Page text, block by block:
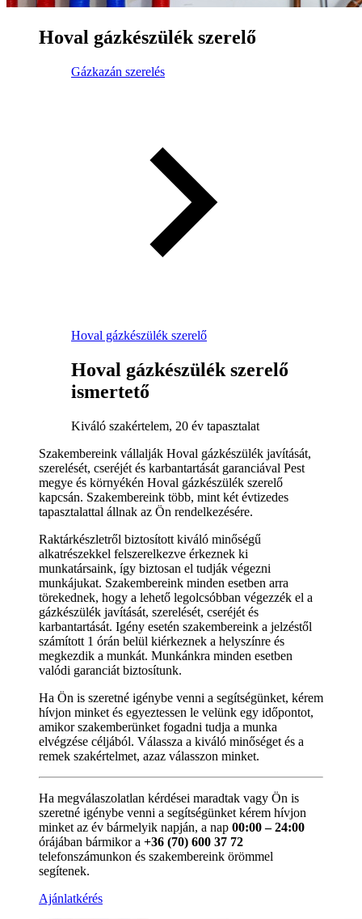
Hoval gázkészülék szerelő
Gázkazán szerelés
Hoval gázkészülék szerelő
Hoval gázkészülék szerelő
ismertető
Kiváló szakértelem, 20 év tapasztalat
Szakembereink vállalják Hoval gázkészülék javítását,
szerelését, cseréjét és karbantartását garanciával Pest
megye és környékén Hoval gázkészülék szerelő
kapcsán. Szakembereink több, mint két évtizedes
tapasztalattal állnak az Ön rendelkezésére.
Raktárkészletről biztosított kiváló minőségű
alkatrészekkel felszerelkezve érkeznek ki
munkatársaink, így biztosan el tudják végezni
munkájukat. Szakembereink minden esetben arra
törekednek, hogy a lehető legolcsóbban végezzék el a
gázkészülék javítását, szerelését, cseréjét és
karbantartását. Igény esetén szakembereink a jelzéstől
számított 1 órán belül kiérkeznek a helyszínre és
megkezdik a munkát. Munkánkra minden esetben
valódi garanciát biztosítunk.
Ha Ön is szeretné igénybe venni a segítségünket, kérem
hívjon minket és egyeztessen le velünk egy időpontot,
amikor szakemberünket fogadni tudja a munka
elvégzése céljából. Válassza a kiváló minőséget és a
remek szakértelmet, azaz válasszon minket.
Ha megválaszolatlan kérdései maradtak vagy Ön is
szeretné igénybe venni a segítségünket kérem hívjon
minket az év bármelyik napján, a nap 00:00 – 24:00
órájában bármikor a +36 (70) 600 37 72
telefonszámunkon és szakembereink örömmel
segítenek.
Ajánlatkérés